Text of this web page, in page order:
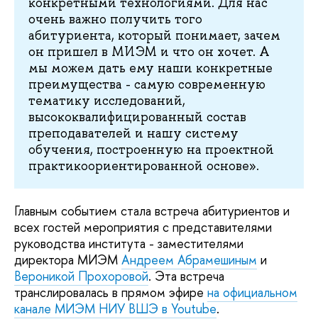
очень важно получить того
абитуриента, который понимает, зачем
он пришел в МИЭМ и что он хочет. А
мы можем дать ему наши конкретные
преимущества - самую современную
тематику исследований,
высококвалифицированный состав
преподавателей и нашу систему
обучения, построенную на проектной
практикоориентированной основе».
Главным событием стала встреча абитуриентов и
всех гостей мероприятия с представителями
руководства института - заместителями
директора МИЭМ Андреем Абрамешиным и
Вероникой Прохоровой. Эта встреча
транслировалась в прямом эфире на официальном
канале МИЭМ НИУ ВШЭ в Youtube.